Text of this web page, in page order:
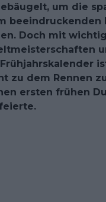
um die
beeindruckenden
Doch mit
zu dem Rennen
ersten frühen